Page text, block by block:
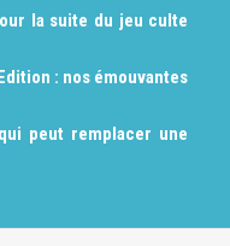
la suite du jeu culte
: nos émouvantes
peut remplacer une